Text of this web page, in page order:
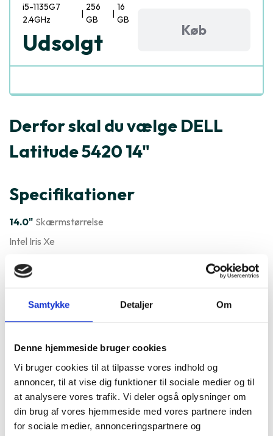
Samtykke Detaljer Om
Denne hjemmeside bruger cookies
Vi bruger cookies til at tilpasse vores indhold og
annoncer, til at vise dig funktioner til sociale medier og til
at analysere vores trafik. Vi deler også oplysninger om
din brug af vores hjemmeside med vores partnere inden
for sociale medier, annonceringspartnere og
i5-1135G7
2.4GHz
|
256
GB
|
16
GB
Udsolgt Køb
Derfor skal du vælge DELL
Latitude 5420 14"
Specifikationer
14.0" Skærmstørrelse
Intel Iris Xe
Windows
Varenummer
DELL Latitude 5420 14" er ofte
købt sammen med